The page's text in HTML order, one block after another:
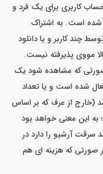
کاربری برای یک فرد و
شده است. به اشتراک
چند کاربر و یا دانلود
مووی پذیرفته نیست.
که مشاهده شود یک
شده است و یا تعداد
(خارج از عرف که بر اساس
به این معنی خواهد بود
سرقت آرشیو را دارد در
صورتی که هزینه ای هم